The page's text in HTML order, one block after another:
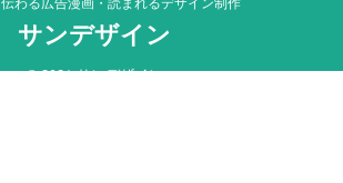
サンデザイン
© 2021 サンデザイン